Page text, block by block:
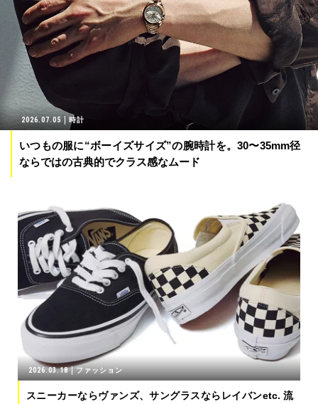
2026.07.05 時計
いつもの服に“ボーイズサイズ”の腕時計を。30〜35mm径
ならではの古典的でクラス感なムード
2026.03.18 ファッション
スニーカーならヴァンズ、サングラスならレイバンetc. 流